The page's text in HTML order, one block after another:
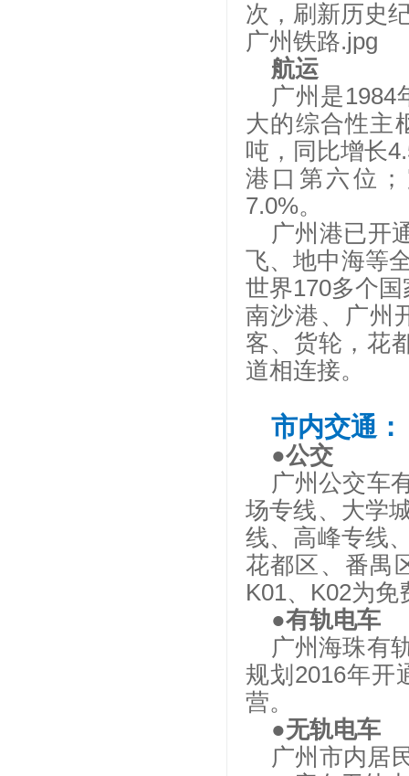
次，刷新历史
广州铁路.jpg
航运
广州是1984
大的综合性主
吨，同比增长
港口第六位
7.0%。
广州港已开
飞、地中海等
世界170多个
南沙港、广州
客、货轮，花
道相连接。
市内交通：
●公交
广州公交车
场专线、大学
线、高峰专线
花都区、番禺
K01、K02为免
●有轨电车
广州海珠有
规划 2016年开
营。
●无轨电车
广州市内居